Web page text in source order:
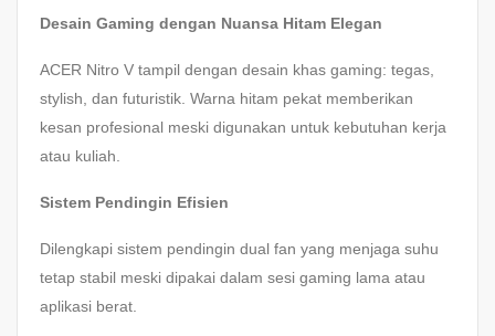
Desain Gaming dengan Nuansa Hitam Elegan
ACER Nitro V tampil dengan desain khas gaming: tegas,
stylish, dan futuristik. Warna hitam pekat memberikan
kesan profesional meski digunakan untuk kebutuhan kerja
atau kuliah.
Sistem Pendingin Efisien
Dilengkapi sistem pendingin dual fan yang menjaga suhu
tetap stabil meski dipakai dalam sesi gaming lama atau
aplikasi berat.